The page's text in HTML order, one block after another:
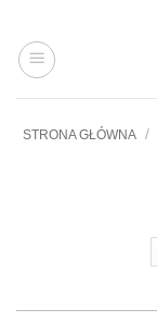
treści
STRONA GŁÓWNA /